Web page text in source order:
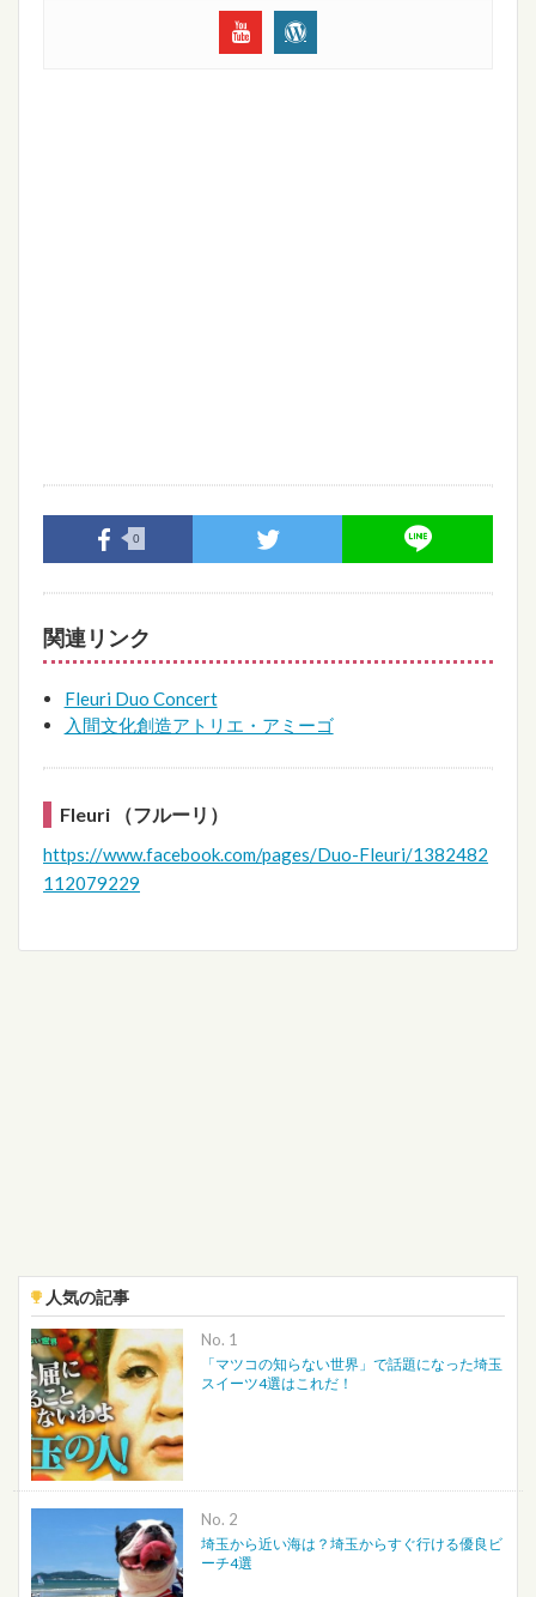
0
関連リンク
Fleuri Duo Concert
入間文化創造アトリエ・アミーゴ
Fleuri （フルーリ）
https://www.facebook.com/pages/Duo-Fleuri/1382482
112079229
人気の記事
No.
「マツコの知らない世界」で話題になった埼玉
スイーツ4選はこれだ！
No.
埼玉から近い海は？埼玉からすぐ行ける優良ビ
ーチ4選